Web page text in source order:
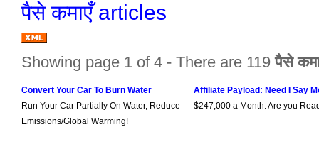
पैसे कमाएँ articles
Showing page 1 of 4 - There are 119पैसे
Convert Your Car To Burn Water
Run Your Car Partially On Water, Reduce
Emissions/Global Warming!
Affiliate Payload: Need I Say
$247,000 a Month. Are you